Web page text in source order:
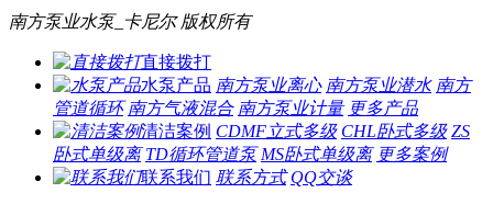
南方泵业水泵_卡尼尔 版权所有
直接拨打
水泵产品 南方泵业离心 南方泵业潜水 南方
管道循环 南方气液混合 南方泵业计量 更多产品
清洁案例 CDMF立式多级 CHL卧式多级 ZS
卧式单级离 TD循环管道泵 MS卧式单级离 更多案例
联系我们 联系方式 QQ交谈